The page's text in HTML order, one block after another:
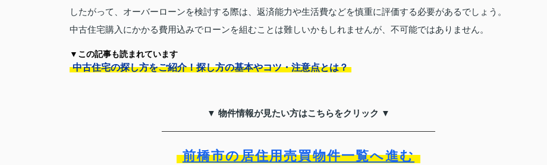
したがって、オーバーローンを検討する際は、返済能力や生活費などを慎重に評価する必要があるでしょう。
中古住宅購入にかかる費用込みでローンを組むことは難しいかもしれませんが、不可能ではありません。
▼この記事も読まれています
中古住宅の探し方をご紹介！探し方の基本やコツ・注意点とは？
▼ 物件情報が見たい方はこちらをクリック ▼
前橋市の居住用売買物件一覧へ進む